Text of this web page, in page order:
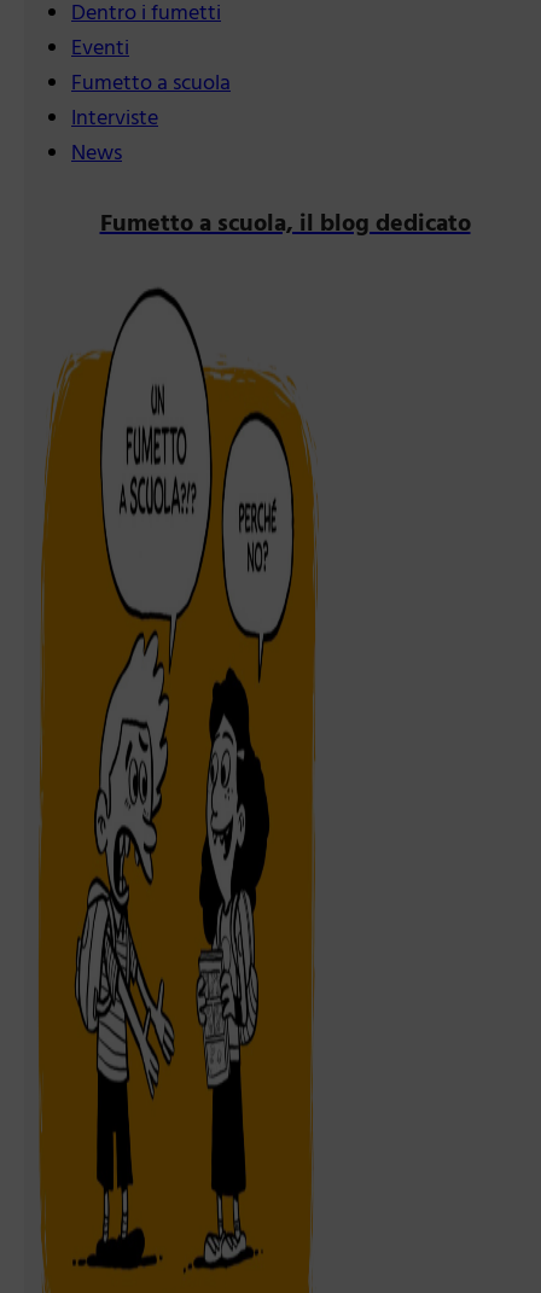
Dentro i fumetti
Eventi
Fumetto a scuola
Interviste
News
Fumetto a scuola, il blog dedicato